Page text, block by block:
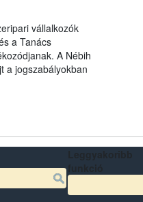
vállalkozók
a Tanács
A Nébih
a jogszabályokban